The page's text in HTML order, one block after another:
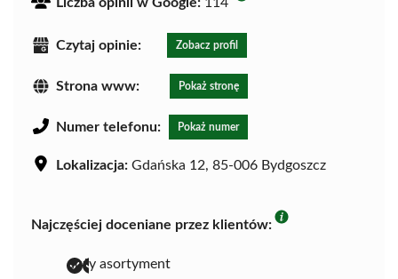
Czytaj opinie: Zobacz profil
Strona www: Pokaż stronę
Numer telefonu: Pokaż numer
Lokalizacja: Gdańska 12, 85-006 Bydgoszcz
Najczęściej doceniane przez klientów:
duży asortyment